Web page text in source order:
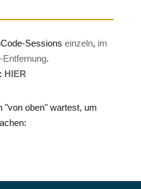
Sessions einzeln, im
Entfernung.
HIER
"von oben" wartest, um